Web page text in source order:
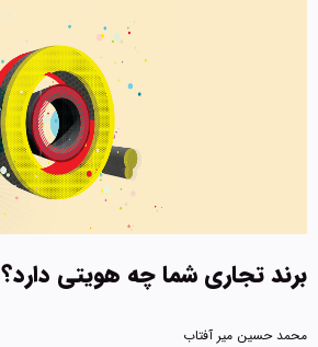
برند تجاری شما چه هویتی دارد؟
محمد حسین میر آفتاب